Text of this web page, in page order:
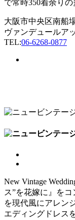
で常時350着余り
大阪市中央区南船
ヴァンデュールア
TEL:06-6268-0877
New Vintage
ス”を花嫁に』を
を現代風にアレン
エディングドレス